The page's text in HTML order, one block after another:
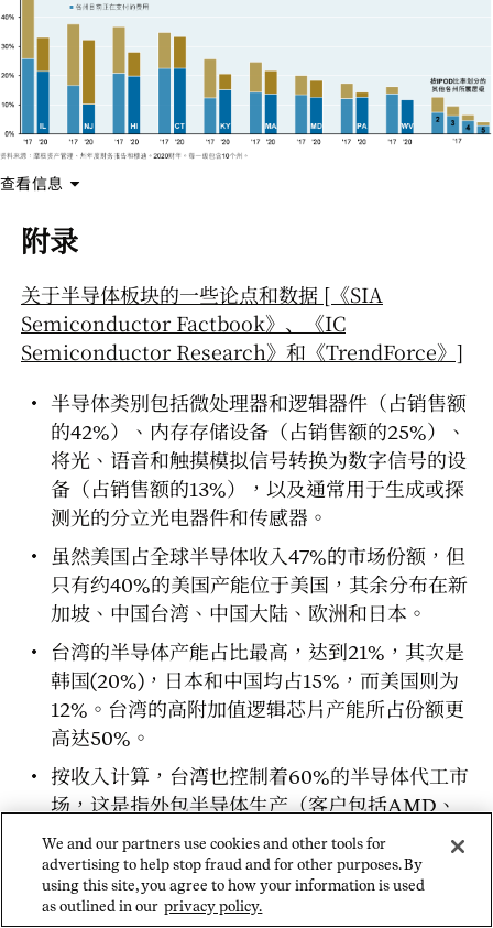
查看信息
附录
关于半导体板块的一些论点和数据 [《SIA
Semiconductor Factbook》、《IC
Semiconductor Research》和《TrendForce》]
半导体类别包括微处理器和逻辑器件（占销售额
的42%）、内存存储设备（占销售额的25%）、
将光、语音和触摸模拟信号转换为数字信号的设
备（占销售额的13%），以及通常用于生成或探
测光的分立光电器件和传感器。
虽然美国占全球半导体收入47%的市场份额，但
只有约40%的美国产能位于美国，其余分布在新
加坡、中国台湾、中国大陆、欧洲和日本。
台湾的半导体产能占比最高，达到21%，其次是
韩国(20%)，日本和中国均占15%，而美国则为
12%。台湾的高附加值逻辑芯片产能所占份额更
高达50%。
按收入计算，台湾也控制着60%的半导体代工市
场，这是指外包半导体生产（客户包括AMD、
苹果、高通、英伟达和华为等公司）
We and our partners use cookies and other tools for
advertising to help stop fraud and for other purposes. By
using this site, you agree to how your information is used
as outlined in our privacy policy.